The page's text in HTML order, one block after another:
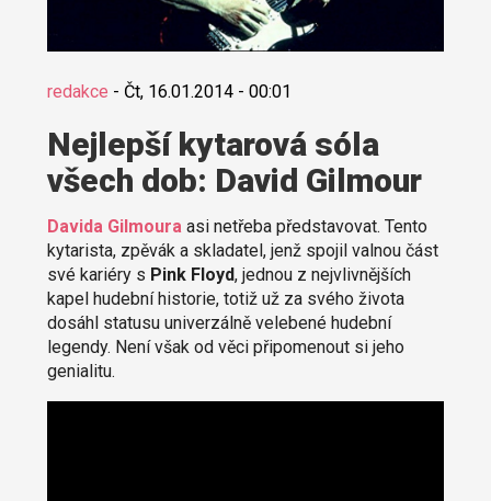
redakce - Čt, 16.01.2014 - 00:01
Nejlepší kytarová sóla
všech dob: David Gilmour
Davida Gilmouraasi netřeba představovat. Tento
kytarista, zpěvák a skladatel, jenž spojil valnou část
své kariéry s Pink Floyd, jednou z nejvlivnějších
kapel hudební historie, totiž už za svého života
dosáhl statusu univerzálně velebené hudební
legendy. Není však od věci připomenout si jeho
genialitu.